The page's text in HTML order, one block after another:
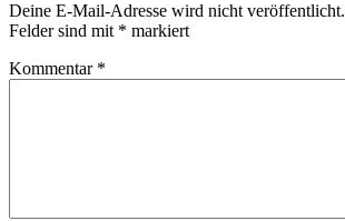
Deine E-Mail-Adresse wird nicht veröffentlicht.
Felder sind mit * markiert
Kommentar *